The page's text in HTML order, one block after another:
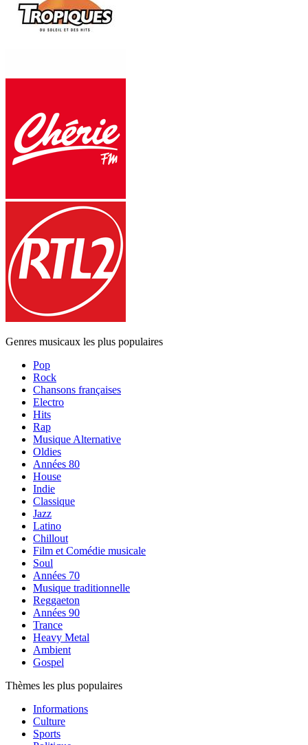
Genres musicaux les plus populaires
Pop
Rock
Chansons françaises
Electro
Hits
Rap
Musique Alternative
Oldies
Années 80
House
Indie
Classique
Jazz
Latino
Chillout
Film et Comédie musicale
Soul
Années 70
Musique traditionnelle
Reggaeton
Années 90
Trance
Heavy Metal
Ambient
Gospel
Thèmes les plus populaires
Informations
Culture
Sports